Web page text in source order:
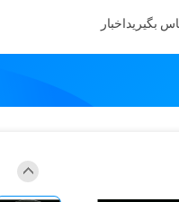
بگیریداخبار